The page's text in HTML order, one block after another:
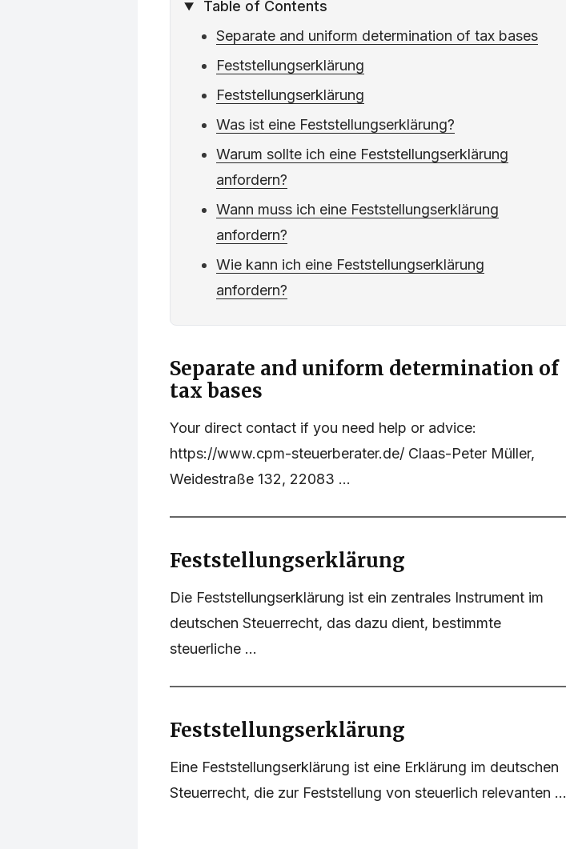
Table of Contents
Separate and uniform determination of tax bases
Feststellungserklärung
Feststellungserklärung
Was ist eine Feststellungserklärung?
Warum sollte ich eine Feststellungserklärung
anfordern?
Wann muss ich eine Feststellungserklärung
anfordern?
Wie kann ich eine Feststellungserklärung
anfordern?
Separate and uniform determination of
tax bases
Your direct contact if you need help or advice:
https://www.cpm-steuerberater.de/ Claas-Peter Müller,
Weidestraße 132, 22083 ...
Feststellungserklärung
Die Feststellungserklärung ist ein zentrales Instrument im
deutschen Steuerrecht, das dazu dient, bestimmte
steuerliche ...
Feststellungserklärung
Eine Feststellungserklärung ist eine Erklärung im deutschen
Steuerrecht, die zur Feststellung von steuerlich relevanten ...